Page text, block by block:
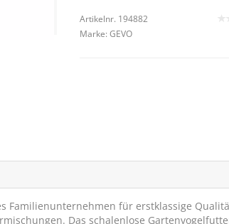
Artikelnr. 194882
Marke: GEVO
Familienunternehmen für erstklassige
Das schalenlose